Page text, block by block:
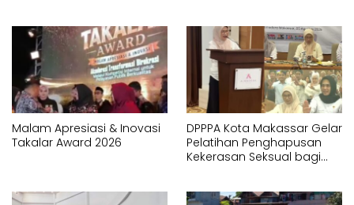
Malam Apresiasi & Inovasi
Takalar Award 2026
DPPPA Kota Makassar Gelar
Pelatihan Penghapusan
Kekerasan Seksual bagi